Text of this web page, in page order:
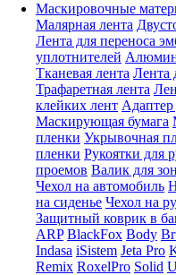
Маскировочные
Малярная лента
Лента для переноса
уплотнителей
Тканевая лента Лента
Трафаретная лента
клейких лент Адаптер
Маскирующая бумага
пленки Укрывочная
пленки Рукоятки для
проемов Валик для
Чехол на автомобиль
на сиденье Чехол на
Защитный коврик в
ARP BlackFox Body
Indasa iSistem Jeta Pro
Remix RoxelPro Solid